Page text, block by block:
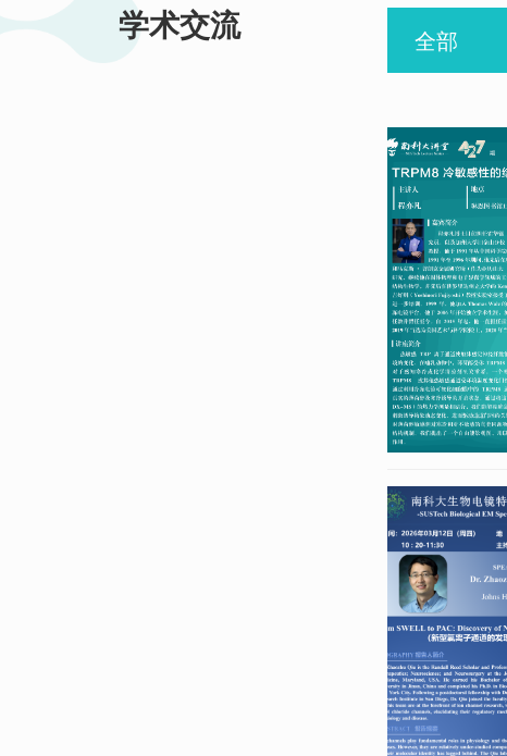
学术交流